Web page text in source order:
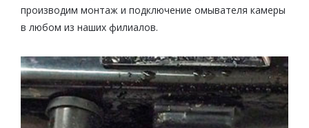
производим монтаж и подключение омывателя камеры
в любом из наших филиалов.